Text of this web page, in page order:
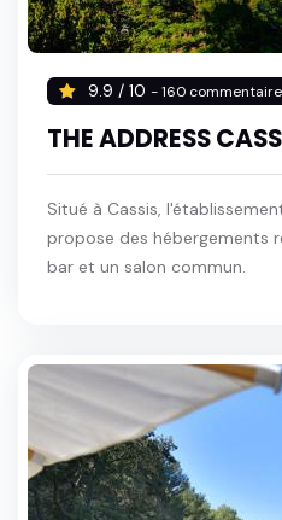
9.9 / 10 - 160
THE ADDRESS
Situé à Cassis,
propose des hébergements
bar et un salon commun.